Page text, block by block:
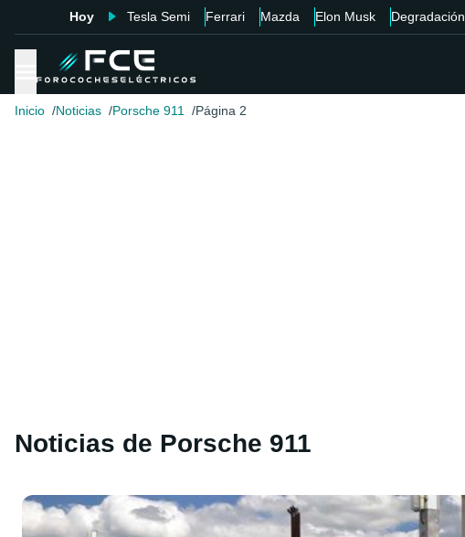
Hoy Tesla Semi Ferrari Mazda Elon Musk Degradación
Inicio Noticias Porsche 911 Página 2
Noticias de Porsche 911